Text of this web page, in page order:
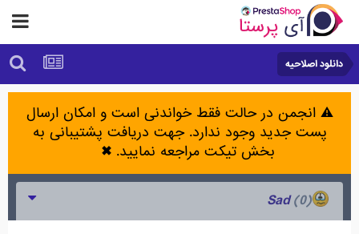
دانلود اصلاحیه
⚠️ انجمن در حالت فقط خواندنی است و امکان ارسال
پست جدید وجود ندارد. جهت دریافت پشتیبانی به
بخش تیکت مراجعه نمایید. ✖
Sad
(0)